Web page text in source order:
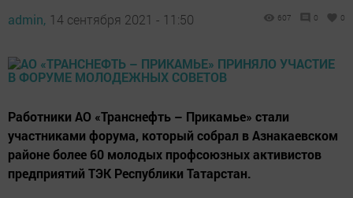
admin, 14 сентября 2021 - 11:50 607 0 0
Работники АО «Транснефть – Прикамье» стали
участниками форума, который собрал в Азнакаевском
районе более 60 молодых профсоюзных активистов
предприятий ТЭК Республики Татарстан.